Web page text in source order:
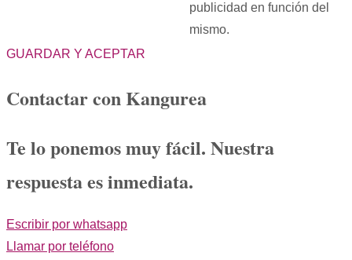
publicidad en función del
mismo.
GUARDAR Y ACEPTAR
Contactar con Kangurea
Te lo ponemos muy fácil. Nuestra
respuesta es inmediata.
Escribir por whatsapp
Llamar por teléfono